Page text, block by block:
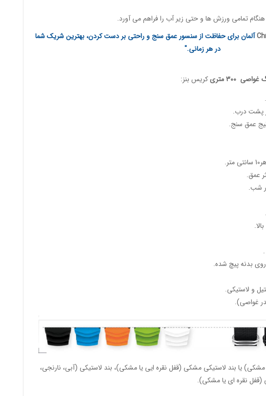
هنگام تمامی ورزش ها و حتی زیر آب را فراهم می آورد.
آلمان برای حفاظت از سنسور عمق سنج و راحتی بر دست کردن، بهترین شریک شما
در هر زمانی."
غواصی 300 متری
کریس بنز:
پشت درب.
عمق سنج.
عمق.
شب.
بدنه پیچ شده.
و لاستیکی.
غواصی).
یا بند لاستیکی مشکی (قفل نقره ایی یا مشکی)، بند لاستیکی (آبی، نارنجی،
(قفل نقره ای یا مشکی).